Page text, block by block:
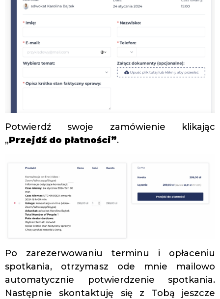
Potwierdź swoje zamówienie klikając
„Przejdź do płatności”.
Po zarezerwowaniu terminu i opłaceniu
spotkania, otrzymasz ode mnie mailowo
automatycznie potwierdzenie spotkania.
Następnie skontaktuję się z Tobą jeszcze